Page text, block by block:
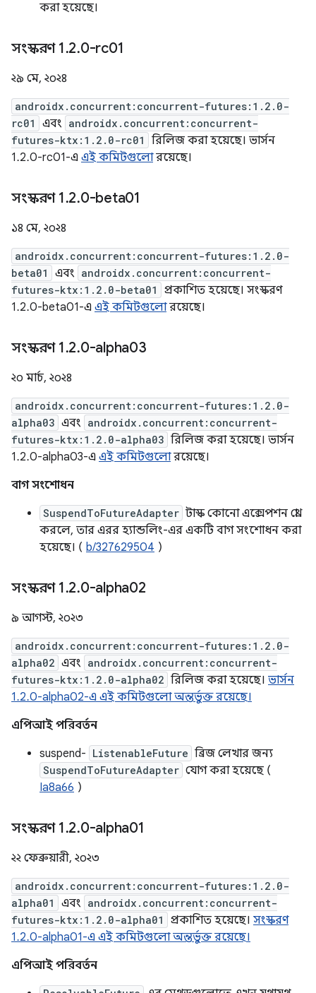
করা হয়েছে।
সংস্করণ 1.2.0-rc01
২৯ মে, ২০২৪
androidx.concurrent:concurrent-futures:1.2.0-
rc01
এবং androidx.concurrent:concurrent-
futures-ktx:1.2.0-rc01
রিলিজ করা হয়েছে। ভার্সন
1.2.0-rc01-এ এই কমিটগুলোরয়েছে।
সংস্করণ 1.2.0-beta01
১৪ মে, ২০২৪
androidx.concurrent:concurrent-futures:1.2.0-
beta01
এবং androidx.concurrent:concurrent-
futures-ktx:1.2.0-beta01
প্রকাশিত হয়েছে। সংস্করণ
1.2.0-beta01-এ এই কমিটগুলোরয়েছে।
সংস্করণ 1.2.0-alpha03
২০ মার্চ, ২০২৪
androidx.concurrent:concurrent-futures:1.2.0-
alpha03 এবং androidx.concurrent:concurrent-
futures-ktx:1.2.0-alpha03 রিলিজ করা হয়েছে। ভার্সন
1.2.0-alpha03-এ এই কমিটগুলোরয়েছে।
বাগ সংশোধন
SuspendToFutureAdapter টাস্ক কোনো এক্সেপশন থ্রো
করলে, তার এরর হ্যান্ডলিং-এর একটি বাগ সংশোধন করা
হয়েছে। ( b/327629504 )
সংস্করণ 1.2.0-alpha02
৯ আগস্ট, ২০২৩
androidx.concurrent:concurrent-futures:1.2.0-
alpha02 এবং androidx.concurrent:concurrent-
futures-ktx:1.2.0-alpha02 রিলিজ করা হয়েছে। ভার্সন
1.2.0-alpha02-এ এই কমিটগুলো অন্তর্ভুক্ত রয়েছে।
এপিআই পরিবর্তন
suspend- ListenableFuture ব্রিজ লেখার জন্য
SuspendToFutureAdapter যোগ করা হয়েছে (
Ia8a66 )
সংস্করণ 1.2.0-alpha01
২২ ফেব্রুয়ারী, ২০২৩
androidx.concurrent:concurrent-futures:1.2.0-
alpha01
এবং androidx.concurrent:concurrent-
futures-ktx:1.2.0-alpha01
প্রকাশিত হয়েছে। সংস্করণ
1.2.0-alpha01-এ এই কমিটগুলো অন্তর্ভুক্ত রয়েছে।
এপিআই পরিবর্তন